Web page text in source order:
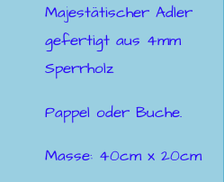
Majestätischer Adler
gefertigt aus 4mm
Sperrholz
Pappel oder Buche.
Masse: 40cm x 20cm